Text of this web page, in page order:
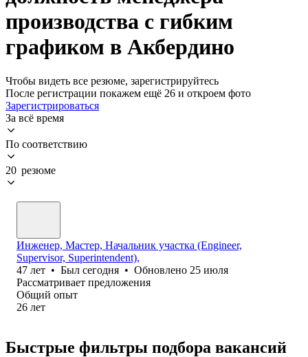
производства с гибким
графиком в Акбердино
Чтобы видеть все резюме, зарегистрируйтесь
После регистрации покажем ещё 26 и откроем фото
Зарегистрироваться
За всё время
По соответствию
20 резюме
Инженер, Мастер, Начальник участка (Engineer,
Supervisor, Superintendent),
47 лет • Был сегодня • Обновлено 25 июля
Рассматривает предложения
Общий опыт
26 лет
Быстрые фильтры подбора вакансий